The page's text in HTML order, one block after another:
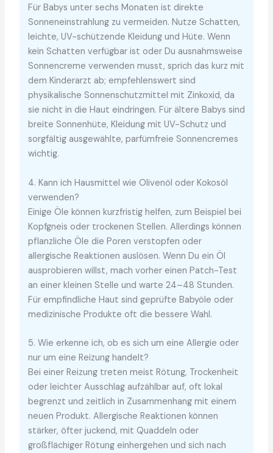
Für Babys unter sechs Monaten ist direkte
Sonneneinstrahlung zu vermeiden. Nutze Schatten,
leichte, UV-schützende Kleidung und Hüte. Wenn
kein Schatten verfügbar ist oder Du ausnahmsweise
Sonnencreme verwenden musst, sprich das kurz mit
dem Kinderarzt ab; empfehlenswert sind
physikalische Sonnenschutzmittel mit Zinkoxid, da
sie nicht in die Haut eindringen. Für ältere Babys sind
breite Sonnenhüte, Kleidung mit UV-Schutz und
sorgfältig ausgewählte, parfümfreie Sonnencremes
wichtig.
4. Kann ich Hausmittel wie Olivenöl oder Kokosöl
verwenden?
Einige Öle können kurzfristig helfen, zum Beispiel bei
Kopfgneis oder trockenen Stellen. Allerdings können
pflanzliche Öle die Poren verstopfen oder
allergische Reaktionen auslösen. Wenn Du ein Öl
ausprobieren willst, mach vorher einen Patch-Test
an einer kleinen Stelle und warte 24–48 Stunden.
Für empfindliche Haut sind geprüfte Babyöle oder
medizinische Produkte oft die bessere Wahl.
5. Wie erkenne ich, ob es sich um eine Allergie oder
nur um eine Reizung handelt?
Bei einer Reizung treten meist Rötung, Trockenheit
oder leichter Ausschlag aufzählbar auf, oft lokal
begrenzt und zeitlich in Zusammenhang mit einem
neuen Produkt. Allergische Reaktionen können
stärker, öfter juckend, mit Quaddeln oder
großflächiger Rötung einhergehen und sich nach